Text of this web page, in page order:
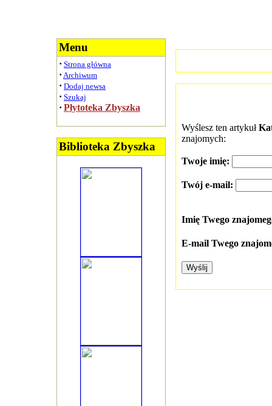
Menu
· Strona główna
· Archiwum
· Dodaj newsa
· Szukaj
· Płytoteka Zbyszka
Biblioteka Zbyszka
Wyślesz ten artykuł
znajomych:
Twoje imię:
Twój e-mail:
Imię Twego
E-mail Twego